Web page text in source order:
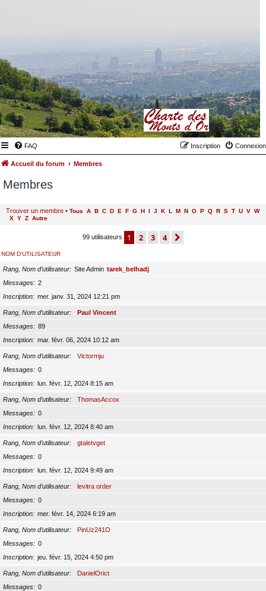
FAQ Connexion
Inscription
Accueil du forum Membres
Membres
Trouver un membre • Tous A B C D E F G H I J K L M N O P Q R S T U V W
X Y Z Autre
99 utilisateurs 1 2 3 4
NOM D’UTILISATEUR
Rang, Nom d’utilisateur Site Admin tarek_belhadj
Messages
2
Inscription
mer. janv. 31, 2024 12:21 pm
Rang, Nom d’utilisateur
Paul Vincent
Messages
89
Inscription
mar. févr. 06, 2024 10:12 am
Rang, Nom d’utilisateur
Victormju
Messages
0
Inscription
lun. févr. 12, 2024 8:15 am
Rang, Nom d’utilisateur
ThomasAccox
Messages
0
Inscription
lun. févr. 12, 2024 8:40 am
Rang, Nom d’utilisateur
gtaletvget
Messages
0
Inscription
lun. févr. 12, 2024 9:49 am
Rang, Nom d’utilisateur
levitra order
Messages
0
Inscription
mer. févr. 14, 2024 6:19 am
Rang, Nom d’utilisateur
PinUz241O
Messages
0
Inscription
jeu. févr. 15, 2024 4:50 pm
Rang, Nom d’utilisateur
DanielOrict
Messages
0